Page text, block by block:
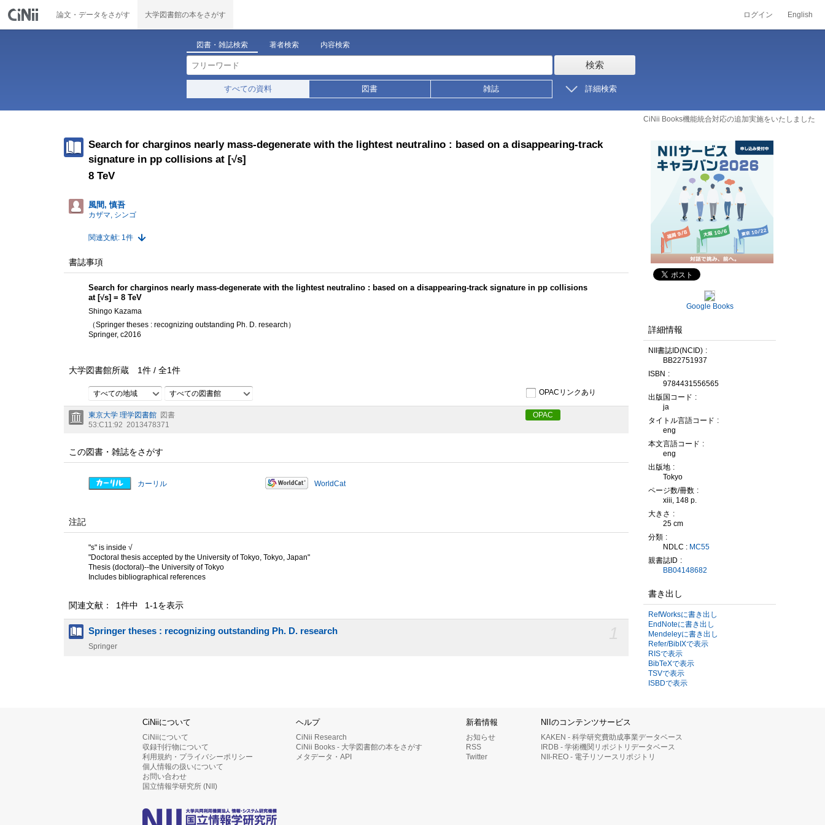
論文・データをさがす 大学図書館の本をさがす ログイン English
図書・雑誌検索 著者検索 内容検索
検索
すべての資料 図書 雑誌 詳細検索
CiNii Books機能統合対応の追加実施をいたしました
Search for charginos nearly mass-degenerate with the lightest neutralino : based on a disappearing-track
signature in pp collisions at [√s]
8 TeV
風間, 慎吾
カザマ, シンゴ
関連文献: 1件
書誌事項
Search for charginos nearly mass-degenerate with the lightest neutralino : based on a disappearing-track signature in pp collisions
at [√s] = 8 TeV
Shingo Kazama
（Springer theses : recognizing outstanding Ph. D. research）
Springer, c2016
大学図書館所蔵 1件 / 全1件
すべての地域 すべての図書館 OPACリンクあり
東京大学 理学図書館 図書
53:C11:92 2013478371
OPAC
この図書・雑誌をさがす
カーリル WorldCat
注記
"s" is inside √
"Doctoral thesis accepted by the University of Tokyo, Tokyo, Japan"
Thesis (doctoral)--the University of Tokyo
Includes bibliographical references
関連文献： 1件中 1-1を表示
Springer theses : recognizing outstanding Ph. D. research
Springer
Google Books
詳細情報
NII書誌ID(NCID)
BB22751937
ISBN
9784431556565
出版国コード
ja
タイトル言語コード
eng
本文言語コード
eng
出版地
Tokyo
ページ数/冊数
xiii, 148 p.
大きさ
25 cm
分類
NDLC : MC55
親書誌ID
BB04148682
書き出し
RefWorksに書き出し
EndNoteに書き出し
Mendeleyに書き出し
Refer/BibIXで表示
RISで表示
BibTeXで表示
TSVで表示
ISBDで表示
CiNiiについて
CiNiiについて
収録刊行物について
利用規約・プライバシーポリシー
個人情報の扱いについて
お問い合わせ
国立情報学研究所 (NII)
ヘルプ
CiNii Research
CiNii Books - 大学図書館の本をさがす
メタデータ・API
新着情報
お知らせ
RSS
Twitter
NIIのコンテンツサービス
KAKEN - 科学研究費助成事業データベース
IRDB - 学術機関リポジトリデータベース
NII-REO - 電子リソースリポジトリ